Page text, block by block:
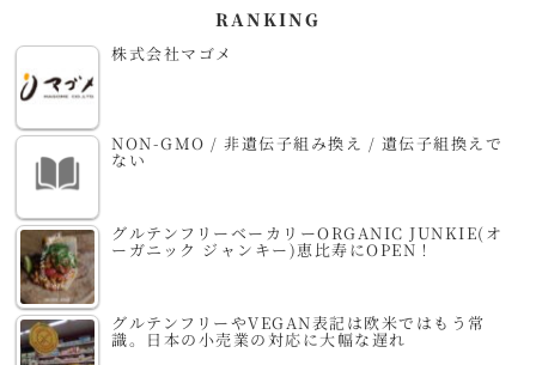
RANKING
株式会社マゴメ
NON-GMO / 非遺伝子組み換え / 遺伝子組換えで
ない
グルテンフリーベーカリーORGANIC JUNKIE(オ
ーガニック ジャンキー)恵比寿にOPEN！
グルテンフリーやVEGAN表記は欧米ではもう常
識。日本の小売業の対応に大幅な遅れ